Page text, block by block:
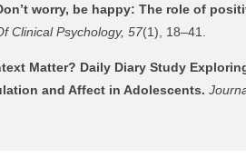
worry, be happy: The role of
Clinical Psychology, 57(1), 18–41.
Matter? Daily Diary Study
and Affect in Adolescents.